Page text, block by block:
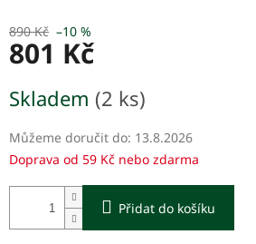
890 Kč –10 %
801 Kč
cena:
Skladem (2 ks)
Můžeme doručit do: 13.8.2026
Doprava od 59 Kč nebo zdarma
Přidat do košíku